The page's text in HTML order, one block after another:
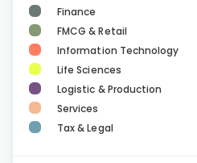
Finance
FMCG & Retail
Information Technology
Life Sciences
Logistic & Production
Services
Tax & Legal